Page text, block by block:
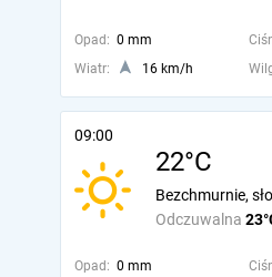
Opad: 0 mm
Wiatr:
16 km/h
09:00
22°C
Odczuwalna
Bezchmurnie,
Opad: 0 mm